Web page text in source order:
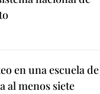
en una escuela de
al menos siete